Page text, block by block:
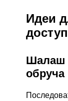
Идеи
Шалаш
обруча